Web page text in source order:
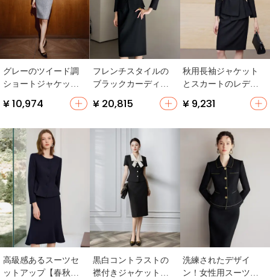
グレーのツイード調
ショートジャケット
【フレアスカート付
き・秋用・上品なデ
ップ対応）
¥ 10,974
フレンチスタイルの
ブラックカーディガ
品・高級感】 （セッ
¥ 20,815
秋用長袖ジャケット
とスカートのレディ
ーススーツ【オフィ
スカジュアル・通勤
アップ対応）
¥ 9,231
高級感あるスーツセ
ットアップ【春秋
黒白コントラストの
襟付きジャケットと
洗練されたデザイ
ン！女性用スーツ＆